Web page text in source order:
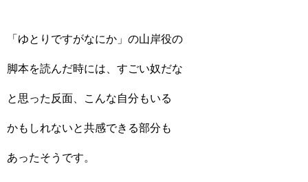
「ゆとりですがなにか」の山岸役の
脚本を読んだ時には、すごい奴だな
と思った反面、こんな自分もいる
かもしれないと共感できる部分も
あったそうです。